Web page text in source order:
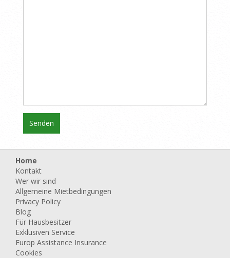
Home
Kontakt
Wer wir sind
Allgemeine Mietbedingungen
Privacy Policy
Blog
Für Hausbesitzer
Exklusiven Service
Europ Assistance Insurance
Cookies